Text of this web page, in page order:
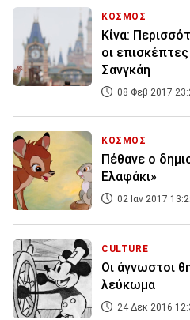
ΚΟΣΜΟΣ
Κίνα:
οι
Σανγκάη
08 Φεβ 2017
ΚΟΣΜΟΣ
Πέθανε ο
Ελαφάκι»
02 Ιαν 2017
CULTURE
Οι άγνωστοι
λεύκωμα
24 Δεκ 2016